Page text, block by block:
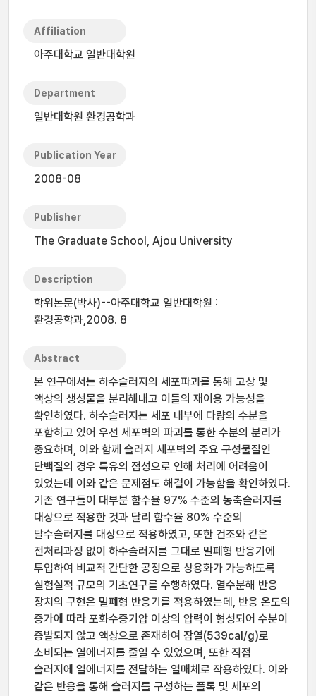
Affiliation
아주대학교 일반대학원
Department
일반대학원 환경공학과
Publication Year
2008-08
Publisher
The Graduate School, Ajou University
Description
학위논문(박사)--아주대학교 일반대학원 :
환경공학과,2008. 8
Abstract
본 연구에서는 하수슬러지의 세포파괴를 통해 고상 및
액상의 생성물을 분리해내고 이들의 재이용 가능성을
확인하였다. 하수슬러지는 세포 내부에 다량의 수분을
포함하고 있어 우선 세포벽의 파괴를 통한 수분의 분리가
중요하며, 이와 함께 슬러지 세포벽의 주요 구성물질인
단백질의 경우 특유의 점성으로 인해 처리에 어려움이
있었는데 이와 같은 문제점도 해결이 가능함을 확인하였다.
기존 연구들이 대부분 함수율 97% 수준의 농축슬러지를
대상으로 적용한 것과 달리 함수율 80% 수준의
탈수슬러지를 대상으로 적용하였고, 또한 건조와 같은
전처리과정 없이 하수슬러지를 그대로 밀폐형 반응기에
투입하여 비교적 간단한 공정으로 상용화가 가능하도록
실험실적 규모의 기초연구를 수행하였다. 열수분해 반응
장치의 구현은 밀폐형 반응기를 적용하였는데, 반응 온도의
증가에 따라 포화수증기압 이상의 압력이 형성되어 수분이
증발되지 않고 액상으로 존재하여 잠열(539cal/g)로
소비되는 열에너지를 줄일 수 있었으며, 또한 직접
슬러지에 열에너지를 전달하는 열매체로 작용하였다. 이와
같은 반응을 통해 슬러지를 구성하는 플록 및 세포의